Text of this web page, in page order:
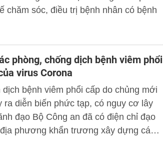
chăm sóc, điều trị bệnh nhân có bệnh
phòng, chống dịch bệnh viêm phổi
virus Corona
bệnh viêm phổi cấp do chủng mới
ra diễn biến phức tạp, có nguy cơ lây
đạo Bộ Công an đã có điện chỉ đạo
phương khẩn trương xây dựng các